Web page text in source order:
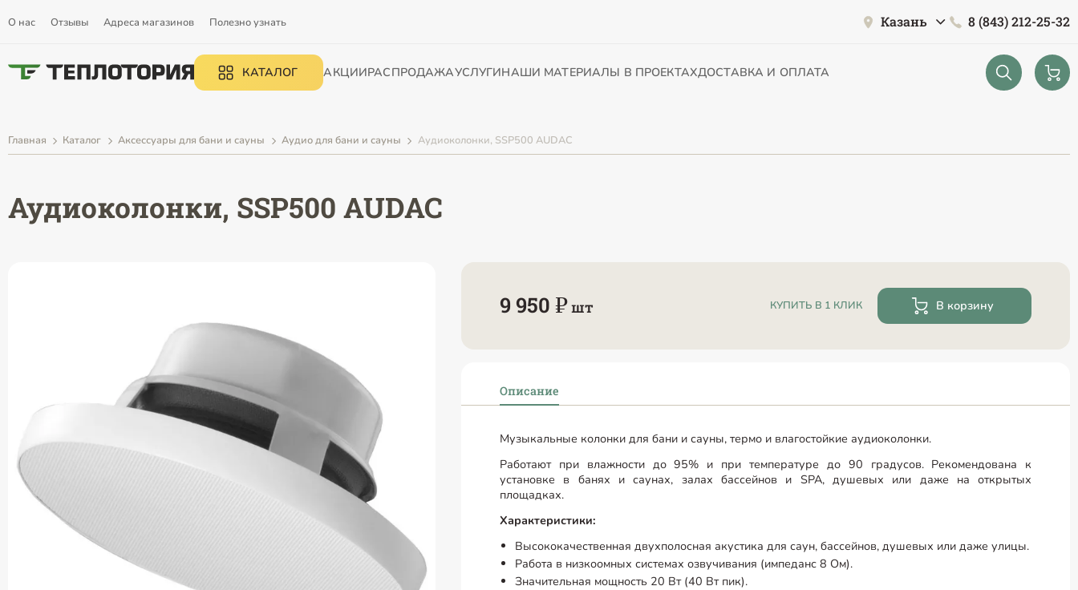
О нас Отзывы Адреса магазинов Полезно узнать Казань 8 (843) 212-25-32
КАТАЛОГ АКЦИИРАСПРОДАЖАУСЛУГИНАШИ МАТЕРИАЛЫ В ПРОЕКТАХДОСТАВКА И ОПЛАТА
Главная Каталог Аксессуары для бани и сауны Аудио для бани и сауны Аудиоколонки, SSP500 AUDAC
Аудиоколонки, SSP500 AUDAC
9 950 ₽шт КУПИТЬ В 1 КЛИК В корзину
Описание
Музыкальные колонки для бани и сауны, термо и влагостойкие аудиоколонки.
Работают при влажности до 95% и при температуре до 90 градусов. Рекомендована к
установке в банях и саунах, залах бассейнов и SPA, душевых или даже на открытых
площадках.
Характеристики:
Высококачественная двухполосная акустика для саун, бассейнов, душевых или даже улицы.
Работа в низкоомных системах озвучивания (импеданс 8 Ом).
Значительная мощность 20 Вт (40 Вт пик).